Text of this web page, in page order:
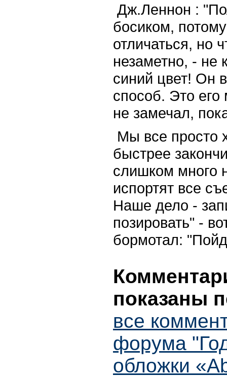
Дж.Леннон :
босиком,
отличаться, но
незаметно, - не
синий цвет! Он
способ. Это
не замечал,
Мы все просто
быстрее
слишком много
испортят все
Наше дело -
позировать" -
бормотал:
показаны
все
форума
обложки